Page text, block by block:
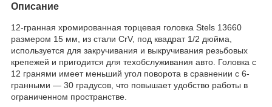
Описание
12-гранная хромированная торцевая головка Stels 13660
размером 15 мм, из стали CrV, под квадрат 1/2 дюйма,
используется для закручивания и выкручивания резьбовых
крепежей и пригодится для техобслуживания авто. Головка с
12 гранями имеет меньший угол поворота в сравнении с 6-
гранными — 30 градусов, что повышает удобство работы в
ограниченном пространстве.